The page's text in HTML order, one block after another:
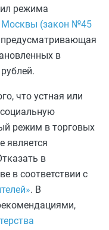
режима
Москвы (закон №45
предусматривающая
в
что устная или
режим в торговых
является
в
в соответствии с
. В